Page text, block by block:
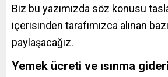
Biz bu yazımızda söz konusu
içerisinden tarafımızca alınan
paylaşacağız.
Yemek ücreti ve ısınma